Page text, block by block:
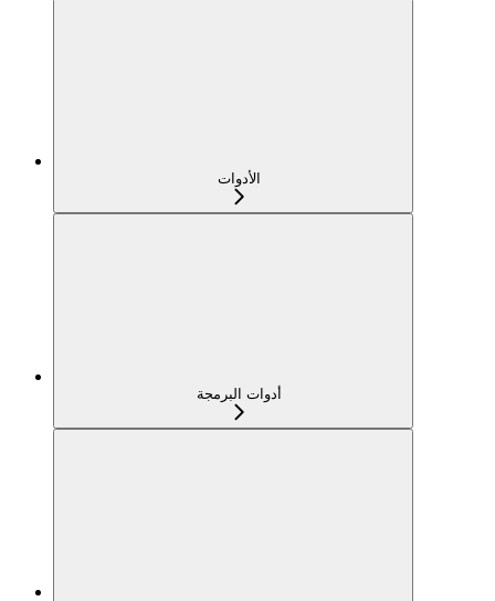
الأدوات
أدوات البرمجة